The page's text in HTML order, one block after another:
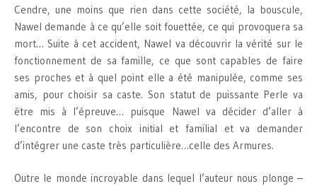
Cendre, une moins que rien dans cette société, la bouscule,
Nawel demande à ce qu’elle soit fouettée, ce qui provoquera sa
mort… Suite à cet accident, Nawel va découvrir la vérité sur le
fonctionnement de sa famille, ce que sont capables de faire
ses proches et à quel point elle a été manipulée, comme ses
amis, pour choisir sa caste. Son statut de puissante Perle va
être mis à l’épreuve… puisque Nawel va décider d’aller à
l’encontre de son choix initial et familial et va demander
d’intégrer une caste très particulière…celle des Armures.
Outre le monde incroyable dans lequel l’auteur nous plonge –